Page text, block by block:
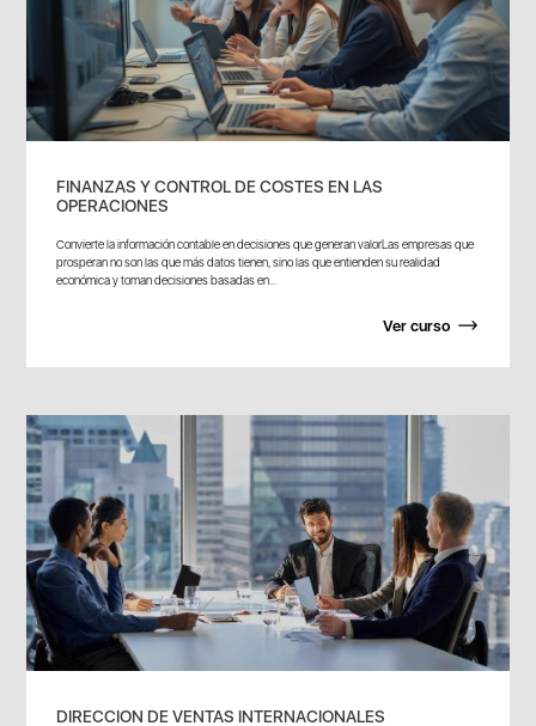
FINANZAS Y CONTROL DE COSTES EN LAS
OPERACIONES
Convierte la información contable en decisiones que generan valorLas empresas que
prosperan no son las que más datos tienen, sino las que entienden su realidad
económica y toman decisiones basadas en...
Ver curso
DIRECCION DE VENTAS INTERNACIONALES